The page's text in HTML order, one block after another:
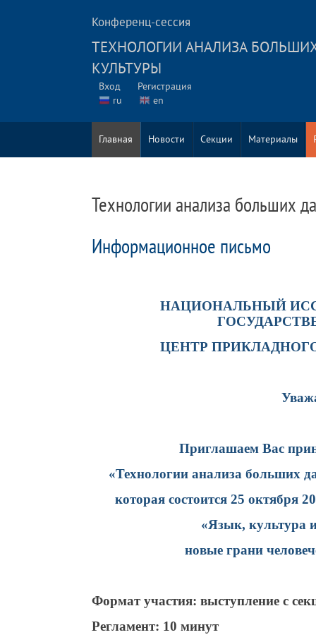
Конференц-сессия
ТЕХНОЛОГИИ АНАЛИЗА
КУЛЬТУРЫ
Вход
Регистрация
ru
en
Главная Новости Секции Материалы
Технологии анализа больших
Информационное письмо
НАЦИОНАЛЬНЫЙ
ЦЕНТР
Приглашаем Вас
«Технологии анализа больших
которая состоится 25 октября
«Язык, культура
новые грани
Формат участия: выступление с
Регламент: 10 минут